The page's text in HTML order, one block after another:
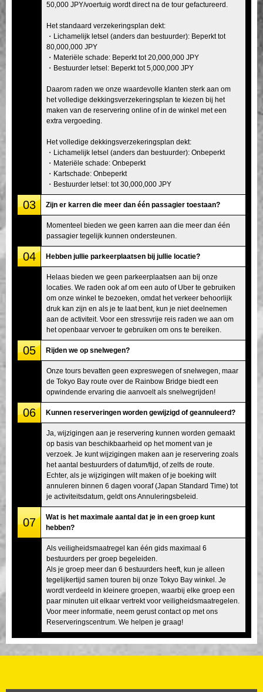
50,000 JPY/voertuig wordt direct na de tour gefactureerd.
Het standaard verzekeringsplan dekt:
・Lichamelijk letsel (anders dan bestuurder): Beperkt tot
80,000,000 JPY
・Materiële schade: Beperkt tot 20,000,000 JPY
・Bestuurder letsel: Beperkt tot 5,000,000 JPY
Daarom raden we onze waardevolle klanten sterk aan om
het volledige dekkingsverzekeringsplan te kiezen bij het
maken van de reservering online of in de winkel met een
extra vergoeding.
Het volledige dekkingsverzekeringsplan dekt:
・Lichamelijk letsel (anders dan bestuurder): Onbeperkt
・Materiële schade: Onbeperkt
・Kartschade: Onbeperkt
・Bestuurder letsel: tot 30,000,000 JPY
03 Zijn er karren die meer dan één passagier toestaan?
Momenteel bieden we geen karren aan die meer dan één
passagier tegelijk kunnen ondersteunen.
04 Hebben jullie parkeerplaatsen bij jullie locatie?
Helaas bieden we geen parkeerplaatsen aan bij onze
locaties. We raden ook af om een auto of Uber te gebruiken
om onze winkel te bezoeken, omdat het verkeer behoorlijk
druk kan zijn en als je te laat bent, kun je niet deelnemen
aan de activiteit. Voor een stressvrije reis raden we aan om
het openbaar vervoer te gebruiken om ons te bereiken.
05 Rijden we op snelwegen?
Onze tours bevatten geen expreswegen of snelwegen, maar
de Tokyo Bay route over de Rainbow Bridge biedt een
opwindende ervaring die aanvoelt als snelwegrijden!
06 Kunnen reserveringen worden gewijzigd of geannuleerd?
Ja, wijzigingen aan je reservering kunnen worden gemaakt
op basis van beschikbaarheid op het moment van je
verzoek. Je kunt wijzigingen maken aan je reservering zoals
het aantal bestuurders of datum/tijd, of zelfs de route.
Echter, als je wijzigingen wilt maken of je boeking wilt
annuleren binnen 6 dagen vooraf (Japan Standard Time) tot
je activiteitsdatum, geldt ons Annuleringsbeleid.
07
Wat is het maximale aantal dat je in een groep kunt
hebben?
Als veiligheidsmaatregel kan één gids maximaal 6
bestuurders per groep begeleiden.
Als je groep meer dan 6 bestuurders heeft, kun je alleen
tegelijkertijd samen touren bij onze Tokyo Bay winkel. Je
wordt verdeeld in kleinere groepen, waarbij elke groep een
paar minuten uit elkaar vertrekt voor veiligheidsmaatregelen.
Voor meer informatie, neem gerust contact op met ons
Reserveringscentrum. We helpen je graag!